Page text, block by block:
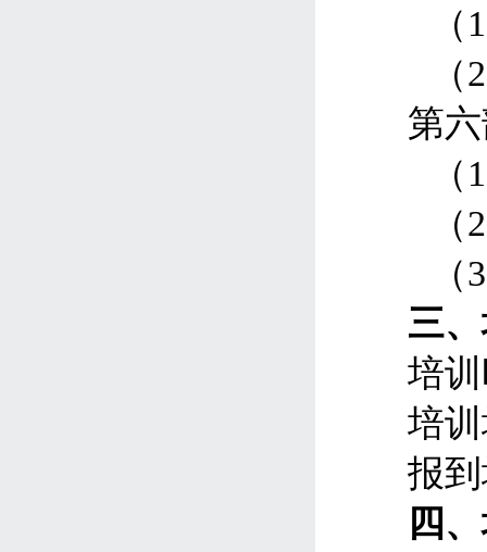
（ 1
（2
第
（ 1
（2
（3
三
培
培
报
四